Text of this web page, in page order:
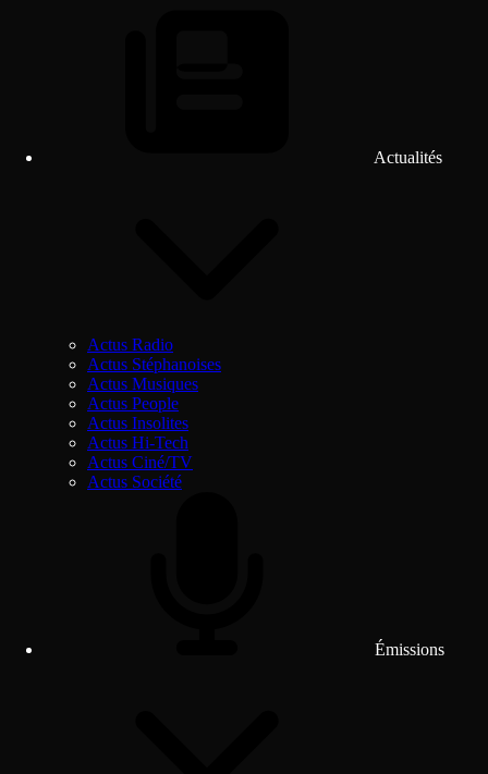
Actualités
Actus Radio
Actus Stéphanoises
Actus Musiques
Actus People
Actus Insolites
Actus Hi-Tech
Actus Ciné/TV
Actus Société
Émissions